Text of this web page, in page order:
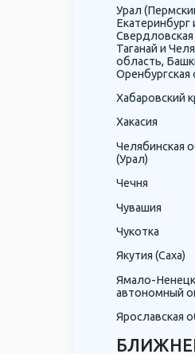
Урал
Екатеринбург
Таганай и
область,
Оренбургская
Хабаровский
Хакасия
Челябинская
(Урал)
Чечня
Чувашия
Чукотка
Якутия (Саха)
Ямало-
автономный
Ярославская